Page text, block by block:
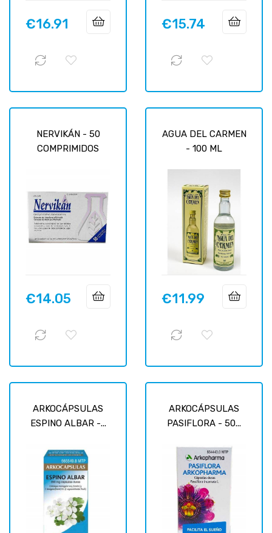
Price
€16.91 Price
€15.74
NERVIKÁN - 50
COMPRIMIDOS
Price
€14.05
AGUA DEL CARMEN
- 100 ML
Price
€11.99
ARKOCÁPSULAS
ESPINO ALBAR -...
ARKOCÁPSULAS
PASIFLORA - 50...